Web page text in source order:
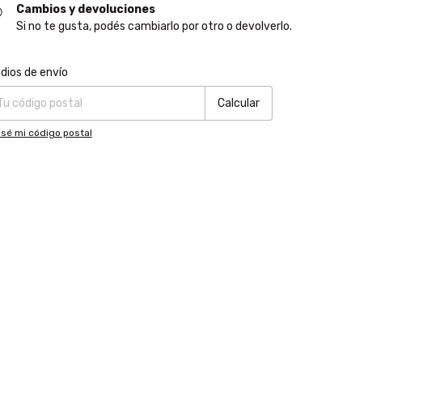
Cambios y devoluciones
Si no te gusta, podés cambiarlo por otro o devolverlo.
para el CP:
de envío
Calcular
sé mi código postal